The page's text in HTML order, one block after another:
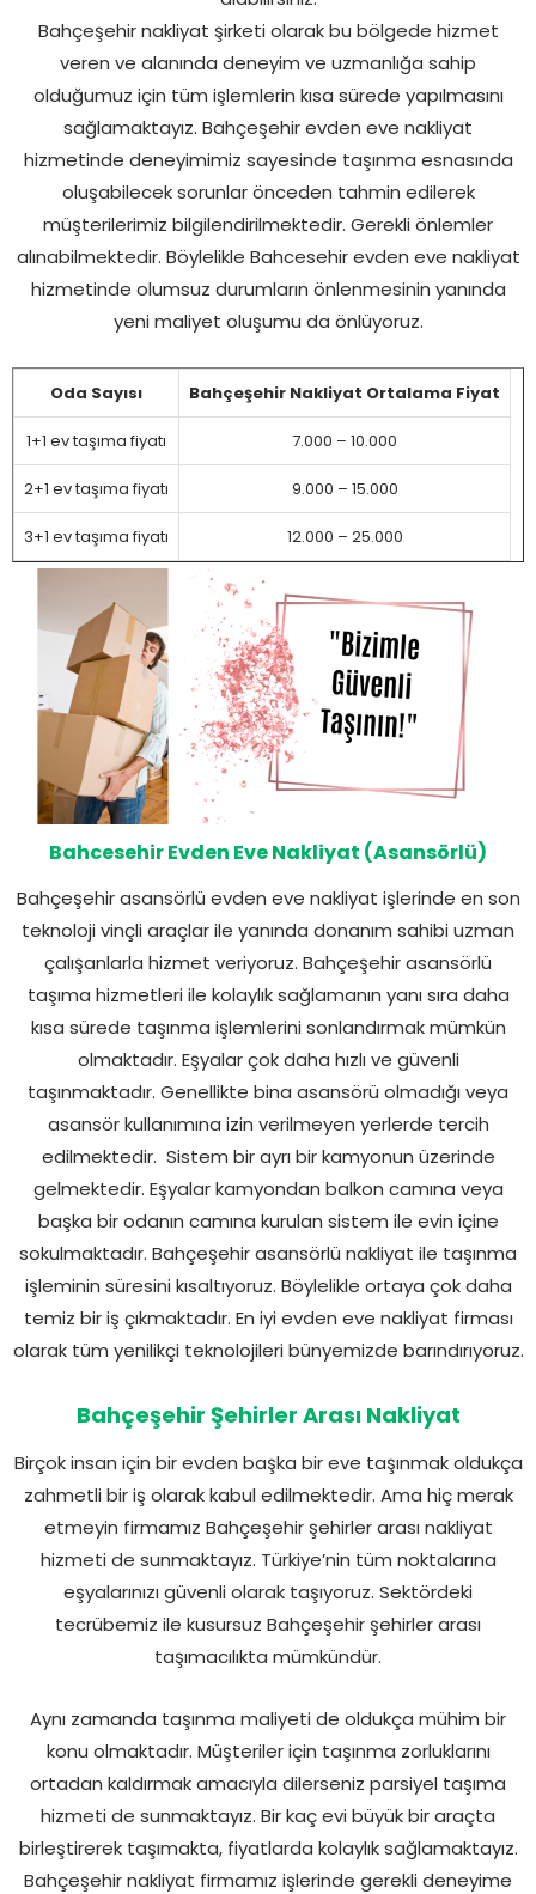
Bahçeşehir nakliyat şirketi olarak bu bölgede hizmet
veren ve alanında deneyim ve uzmanlığa sahip
olduğumuz için tüm işlemlerin kısa sürede yapılmasını
sağlamaktayız. Bahçeşehir evden eve nakliyat
hizmetinde deneyimimiz sayesinde taşınma esnasında
oluşabilecek sorunlar önceden tahmin edilerek
müşterilerimiz bilgilendirilmektedir. Gerekli önlemler
alınabilmektedir. Böylelikle Bahcesehir evden eve nakliyat
hizmetinde olumsuz durumların önlenmesinin yanında
yeni maliyet oluşumu da önlüyoruz.
Oda Sayısı Bahçeşehir Nakliyat Ortalama Fiyat
1+1 ev taşıma fiyatı 7.000 – 10.000
2+1 ev taşıma fiyatı 9.000 – 15.000
3+1 ev taşıma fiyatı 12.000 – 25.000
Bahcesehir Evden Eve Nakliyat (Asansörlü)
Bahçeşehir asansörlü evden eve nakliyat işlerinde en son
teknoloji vinçli araçlar ile yanında donanım sahibi uzman
çalışanlarla hizmet veriyoruz. Bahçeşehir asansörlü
taşıma hizmetleri ile kolaylık sağlamanın yanı sıra daha
kısa sürede taşınma işlemlerini sonlandırmak mümkün
olmaktadır. Eşyalar çok daha hızlı ve güvenli
taşınmaktadır. Genellikte bina asansörü olmadığı veya
asansör kullanımına izin verilmeyen yerlerde tercih
edilmektedir. Sistem bir ayrı bir kamyonun üzerinde
gelmektedir. Eşyalar kamyondan balkon camına veya
başka bir odanın camına kurulan sistem ile evin içine
sokulmaktadır. Bahçeşehir asansörlü nakliyat ile taşınma
işleminin süresini kısaltıyoruz. Böylelikle ortaya çok daha
temiz bir iş çıkmaktadır. En iyi evden eve nakliyat firması
olarak tüm yenilikçi teknolojileri bünyemizde barındırıyoruz.
Bahçeşehir Şehirler Arası Nakliyat
Birçok insan için bir evden başka bir eve taşınmak oldukça
zahmetli bir iş olarak kabul edilmektedir. Ama hiç merak
etmeyin firmamız Bahçeşehir şehirler arası nakliyat
hizmeti de sunmaktayız. Türkiye’nin tüm noktalarına
eşyalarınızı güvenli olarak taşıyoruz. Sektördeki
tecrübemiz ile kusursuz Bahçeşehir şehirler arası
taşımacılıkta mümkündür.
Aynı zamanda taşınma maliyeti de oldukça mühim bir
konu olmaktadır. Müşteriler için taşınma zorluklarını
ortadan kaldırmak amacıyla dilerseniz parsiyel taşıma
hizmeti de sunmaktayız. Bir kaç evi büyük bir araçta
birleştirerek taşımakta, fiyatlarda kolaylık sağlamaktayız.
Bahçeşehir nakliyat firmamız işlerinde gerekli deneyime